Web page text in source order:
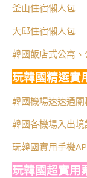
釜山住宿懶人包
大邱住宿懶人包
韓國飯店式公寓
玩韓國精選實
韓國機場速速通關
韓國各機場入出境
玩韓國實用手機
玩韓國超實用